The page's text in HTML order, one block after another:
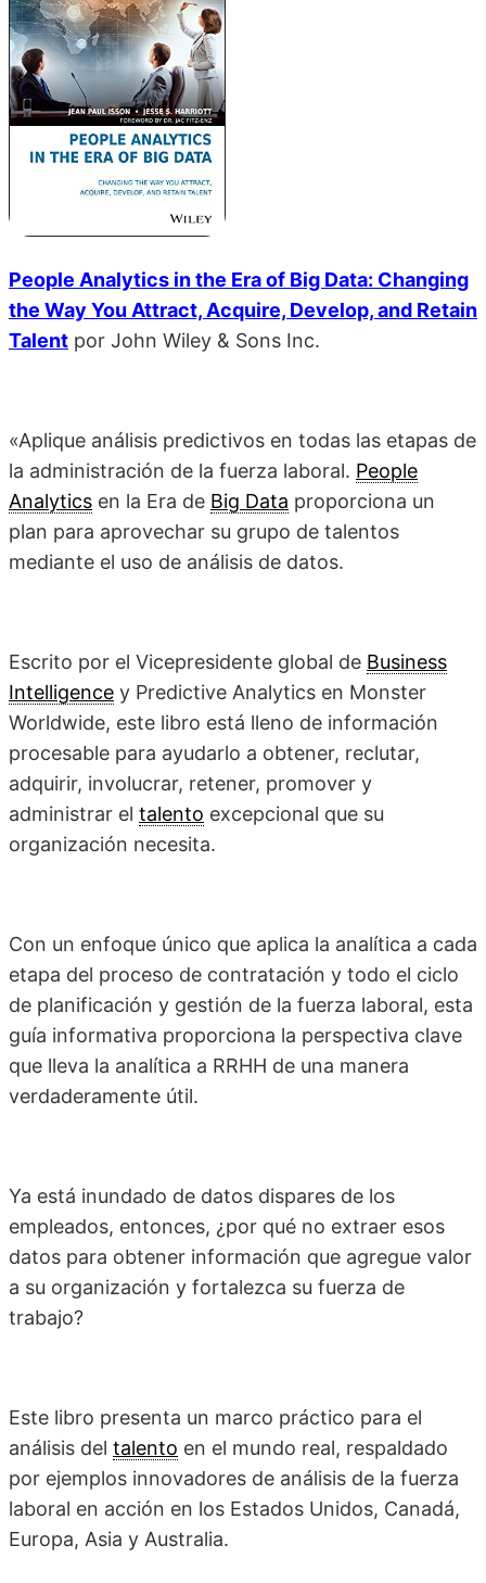
People Analytics in the Era of Big Data: Changing
the Way You Attract, Acquire, Develop, and Retain
Talent por John Wiley & Sons Inc.
«Aplique análisis predictivos en todas las etapas de
la administración de la fuerza laboral. People
Analytics en la Era de Big Data proporciona un
plan para aprovechar su grupo de talentos
mediante el uso de análisis de datos.
Escrito por el Vicepresidente global de Business
Intelligence y Predictive Analytics en Monster
Worldwide, este libro está lleno de información
procesable para ayudarlo a obtener, reclutar,
adquirir, involucrar, retener, promover y
administrar el talento excepcional que su
organización necesita.
Con un enfoque único que aplica la analítica a cada
etapa del proceso de contratación y todo el ciclo
de planificación y gestión de la fuerza laboral, esta
guía informativa proporciona la perspectiva clave
que lleva la analítica a RRHH de una manera
verdaderamente útil.
Ya está inundado de datos dispares de los
empleados, entonces, ¿por qué no extraer esos
datos para obtener información que agregue valor
a su organización y fortalezca su fuerza de
trabajo?
Este libro presenta un marco práctico para el
análisis del talento en el mundo real, respaldado
por ejemplos innovadores de análisis de la fuerza
laboral en acción en los Estados Unidos, Canadá,
Europa, Asia y Australia.